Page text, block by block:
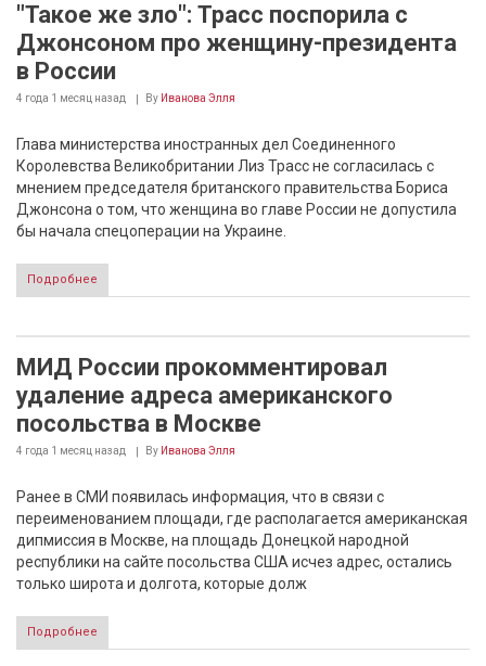
"Такое же зло": Трасс поспорила с
Джонсоном про женщину-президента
в России
4 года 1 месяц назад By Иванова Элля
Глава министерства иностранных дел Соединенного
Королевства Великобритании Лиз Трасс не согласилась с
мнением председателя британского правительства Бориса
Джонсона о том, что женщина во главе России не допустила
бы начала спецоперации на Украине.
Подробнее
МИД России прокомментировал
удаление адреса американского
посольства в Москве
4 года 1 месяц назад By Иванова Элля
Ранее в СМИ появилась информация, что в связи с
переименованием площади, где располагается американская
дипмиссия в Москве, на площадь Донецкой народной
республики на сайте посольства США исчез адрес, остались
только широта и долгота, которые долж
Подробнее